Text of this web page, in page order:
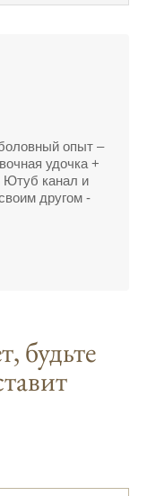
но это
не поймал
позволил мне
следующую
на
много
опыт –
удочка +
Ютуб канал и
другом -
будьте